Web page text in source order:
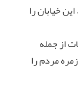
خیابان را
از جمله
مردم را